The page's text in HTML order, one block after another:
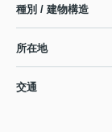
種別 / 建物構造
所在地
交通